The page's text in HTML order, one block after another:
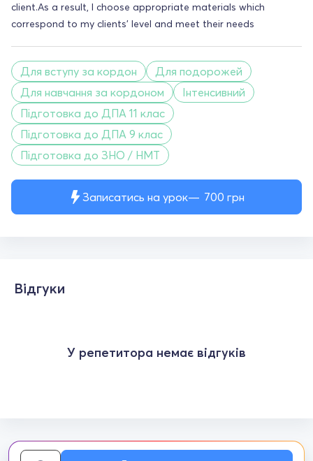
Записатись на урок 700 грн
client.As a result, I choose appropriate materials which
correspond to my clients' level and meet their needs
Для вступу за кордон
Для подорожей
Для навчання за кордоном
Інтенсивний
Підготовка до ДПА 11 клас
Підготовка до ДПА 9 клас
Підготовка до ЗНО / НМТ
Відгуки
У репетитора немає відгуків